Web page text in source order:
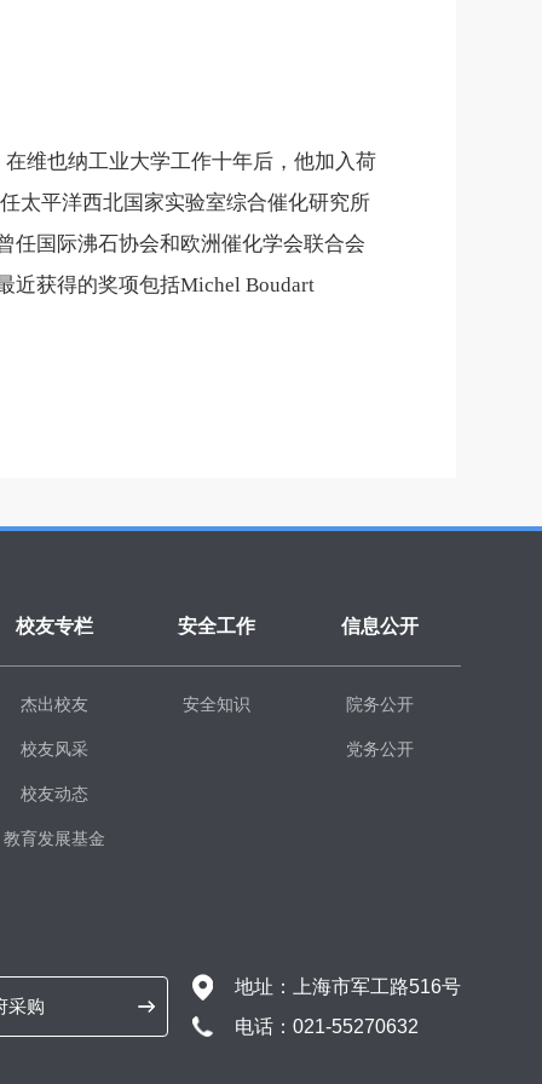
维也纳工业大学工作十年后，他加入荷
太平洋西北国家实验室综合催化研究所
任国际沸石协会和欧洲催化学会联合会
近获得的奖项包括Michel Boudart
校友专栏
杰出校友
校友风采
校友动态
教育发展基金
安全工作
安全知识
信息公开
院务公开
党务公开
采购
地址：上海市军工路516号
电话：021-55270632